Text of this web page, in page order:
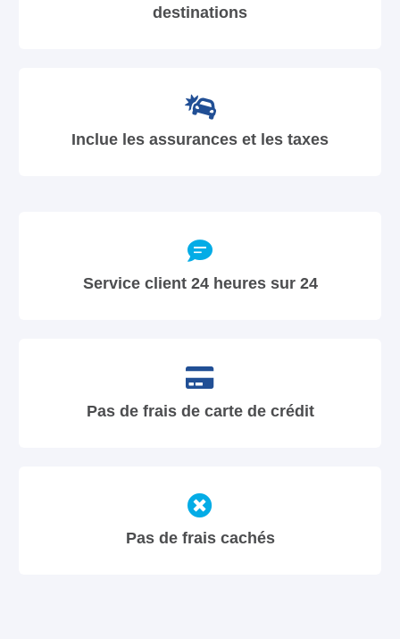
destinations
Inclue les assurances et les taxes
Service client 24 heures sur 24
Pas de frais de carte de crédit
Pas de frais cachés